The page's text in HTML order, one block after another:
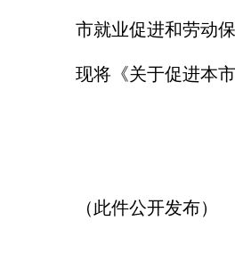
市就业促进和劳动保
现将《关于促进本市
（此件公开发布）